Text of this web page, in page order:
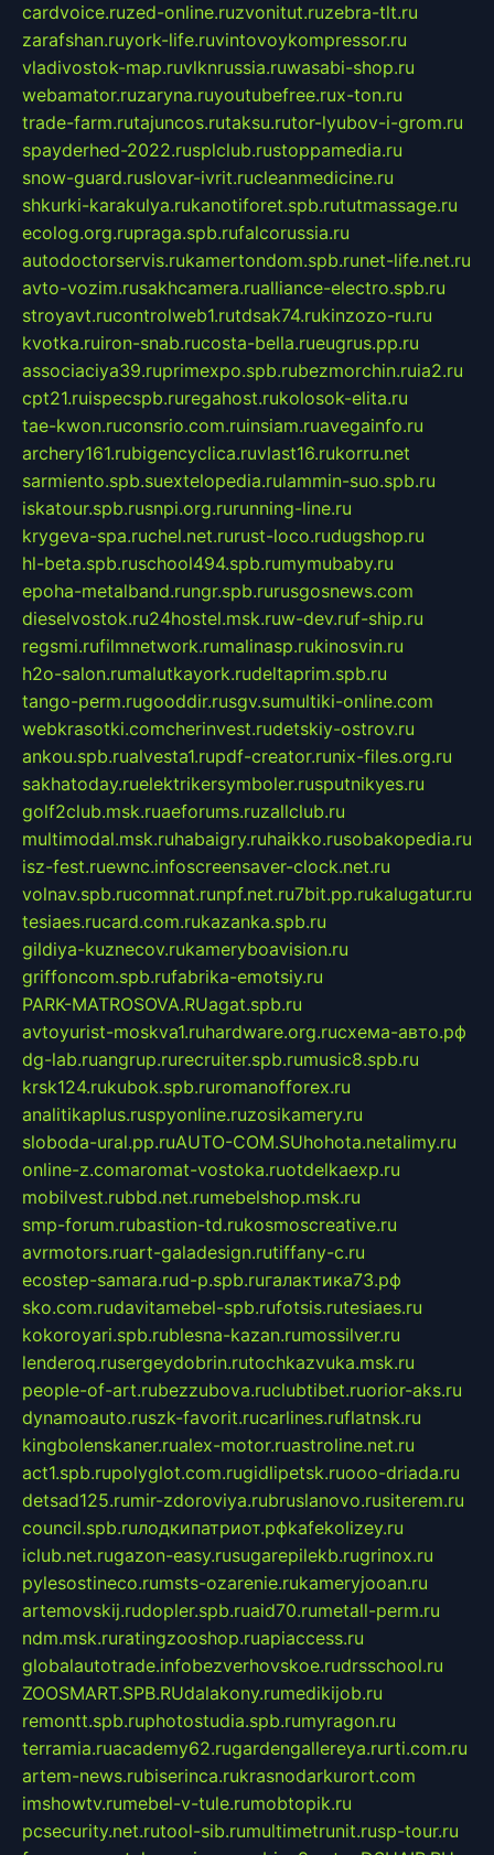
cardvoice.ruzed-online.ruzvonitut.ruzebra-tlt.ru
zarafshan.ruyork-life.ruvintovoykompressor.ru
vladivostok-map.ruvlknrussia.ruwasabi-shop.ru
webamator.ruzaryna.ruyoutubefree.rux-ton.ru
trade-farm.rutajuncos.rutaksu.rutor-lyubov-i-grom.ru
spayderhed-2022.rusplclub.rustoppamedia.ru
snow-guard.ruslovar-ivrit.rucleanmedicine.ru
shkurki-karakulya.rukanotiforet.spb.rututmassage.ru
ecolog.org.rupraga.spb.rufalcorussia.ru
autodoctorservis.rukamertondom.spb.runet-life.net.ru
avto-vozim.rusakhcamera.rualliance-electro.spb.ru
stroyavt.rucontrolweb1.rutdsak74.rukinzozo-ru.ru
kvotka.ruiron-snab.rucosta-bella.rueugrus.pp.ru
associaciya39.ruprimexpo.spb.rubezmorchin.ruia2.ru
cpt21.ruispecspb.ruregahost.rukolosok-elita.ru
tae-kwon.ruconsrio.com.ruinsiam.ruavegainfo.ru
archery161.rubigencyclica.ruvlast16.rukorru.net
sarmiento.spb.suextelopedia.rulammin-suo.spb.ru
iskatour.spb.rusnpi.org.rurunning-line.ru
krygeva-spa.ruchel.net.rurust-loco.rudugshop.ru
hl-beta.spb.ruschool494.spb.rumymubaby.ru
epoha-metalband.rungr.spb.rurusgosnews.com
dieselvostok.ru24hostel.msk.ruw-dev.ruf-ship.ru
regsmi.rufilmnetwork.rumalinasp.rukinosvin.ru
h2o-salon.rumalutkayork.rudeltaprim.spb.ru
tango-perm.rugooddir.rusgv.sumultiki-online.com
webkrasotki.comcherinvest.rudetskiy-ostrov.ru
ankou.spb.rualvesta1.rupdf-creator.runix-files.org.ru
sakhatoday.ruelektrikersymboler.rusputnikyes.ru
golf2club.msk.ruaeforums.ruzallclub.ru
multimodal.msk.ruhabaigry.ruhaikko.rusobakopedia.ru
isz-fest.ruewnc.infoscreensaver-clock.net.ru
volnav.spb.rucomnat.runpf.net.ru7bit.pp.rukalugatur.ru
tesiaes.rucard.com.rukazanka.spb.ru
gildiya-kuznecov.rukameryboavision.ru
griffoncom.spb.rufabrika-emotsiy.ru
PARK-MATROSOVA.RUagat.spb.ru
avtoyurist-moskva1.ruhardware.org.ruсхема-авто.рф
dg-lab.ruangrup.rurecruiter.spb.rumusic8.spb.ru
krsk124.rukubok.spb.ruromanofforex.ru
analitikaplus.ruspyonline.ruzosikamery.ru
sloboda-ural.pp.ruAUTO-COM.SUhohota.netalimy.ru
online-z.comaromat-vostoka.ruotdelkaexp.ru
mobilvest.rubbd.net.rumebelshop.msk.ru
smp-forum.rubastion-td.rukosmoscreative.ru
avrmotors.ruart-galadesign.rutiffany-c.ru
ecostep-samara.rud-p.spb.ruгалактика73.рф
sko.com.rudavitamebel-spb.rufotsis.rutesiaes.ru
kokoroyari.spb.rublesna-kazan.rumossilver.ru
lenderoq.rusergeydobrin.rutochkazvuka.msk.ru
people-of-art.rubezzubova.ruclubtibet.ruorior-aks.ru
dynamoauto.ruszk-favorit.rucarlines.ruflatnsk.ru
kingbolenskaner.rualex-motor.ruastroline.net.ru
act1.spb.rupolyglot.com.rugidlipetsk.ruooo-driada.ru
detsad125.rumir-zdoroviya.rubruslanovo.rusiterem.ru
council.spb.ruлодкипатриот.рфkafekolizey.ru
iclub.net.rugazon-easy.rusugarepilekb.rugrinox.ru
pylesostineco.rumsts-ozarenie.rukameryjooan.ru
artemovskij.rudopler.spb.ruaid70.rumetall-perm.ru
ndm.msk.ruratingzooshop.ruapiaccess.ru
globalautotrade.infobezverhovskoe.rudrsschool.ru
ZOOSMART.SPB.RUdalakony.rumedikijob.ru
remontt.spb.ruphotostudia.spb.rumyragon.ru
terramia.ruacademy62.rugardengallereya.rurti.com.ru
artem-news.rubiserinca.rukrasnodarkurort.com
imshowtv.rumebel-v-tule.rumobtopik.ru
pcsecurity.net.rutool-sib.rumultimetrunit.rusp-tour.ru